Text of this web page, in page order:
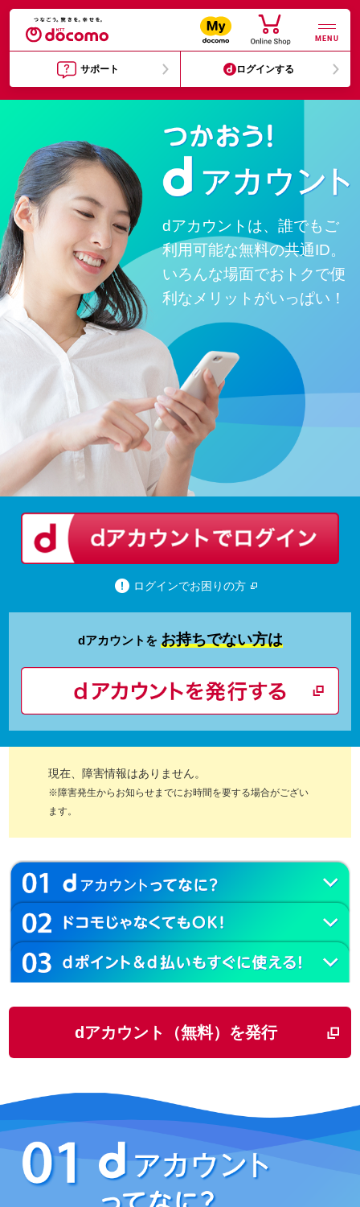
MENU
サポート ログインする
dアカウントは、誰でもご
利用可能な無料の共通ID。
いろんな場面でおトクで便
利なメリットがいっぱい！
ログインでお困りの方
dアカウントを お持ちでない方は
現在、障害情報はありません。
※障害発生からお知らせまでにお時間を要する場合がござい
ます。
dアカウント（無料）を発行